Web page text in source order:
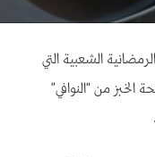
الشعبية التي
الخبز من “النوافي”